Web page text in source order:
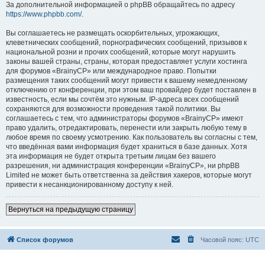
За дополнительной информацией о phpBB обращайтесь по адресу
https://www.phpbb.com/.
Вы соглашаетесь не размещать оскорбительных, угрожающих,
клеветнических сообщений, порнографических сообщений, призывов к
национальной розни и прочих сообщений, которые могут нарушить
законы вашей страны, страны, которая предоставляет услуги хостинга
для форумов «BrainyCP» или международное право. Попытки
размещения таких сообщений могут привести к вашему немедленному
отключению от конференции, при этом ваш провайдер будет поставлен в
известность, если мы сочтём это нужным. IP-адреса всех сообщений
сохраняются для возможности проведения такой политики. Вы
соглашаетесь с тем, что администраторы форумов «BrainyCP» имеют
право удалить, отредактировать, перенести или закрыть любую тему в
любое время по своему усмотрению. Как пользователь вы согласны с тем,
что введённая вами информация будет храниться в базе данных. Хотя
эта информация не будет открыта третьим лицам без вашего
разрешения, ни администрация конференции «BrainyCP», ни phpBB
Limited не может быть ответственна за действия хакеров, которые могут
привести к несанкционированному доступу к ней.
Вернуться на предыдущую страницу
Список форумов Часовой пояс: UTC